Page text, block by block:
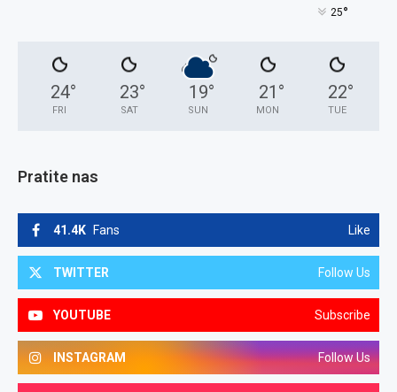
25°
24°
FRI
23°
SAT
19°
SUN
21 °
MON
22°
TUE
Pratite nas
41.4K Fans Like
TWITTER Follow Us
YOUTUBE Subscribe
INSTAGRAM Follow Us